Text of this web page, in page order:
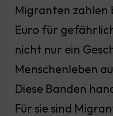
Migranten zahlen
Euro für
nicht nur ein
Menschenleben
Diese Banden
Für sie sind